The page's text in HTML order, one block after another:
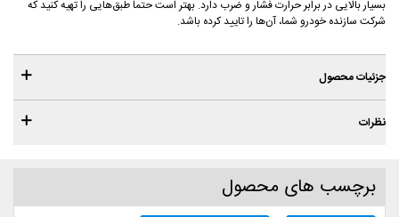
بسیار بالایی در برابر حرارت فشار و ضرب دارد. بهتر است حتماً طبق‌هایی را تهیه کنید که
شرکت سازنده خودرو شما، آن‌ها را تایید کرده باشد.
جزئیات محصول
نظرات
برچسب های محصول